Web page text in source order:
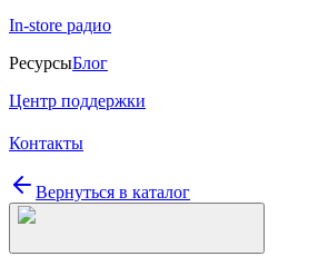
In-store радио
РесурсыБлог
Центр поддержки
Контакты
Вернуться в каталог